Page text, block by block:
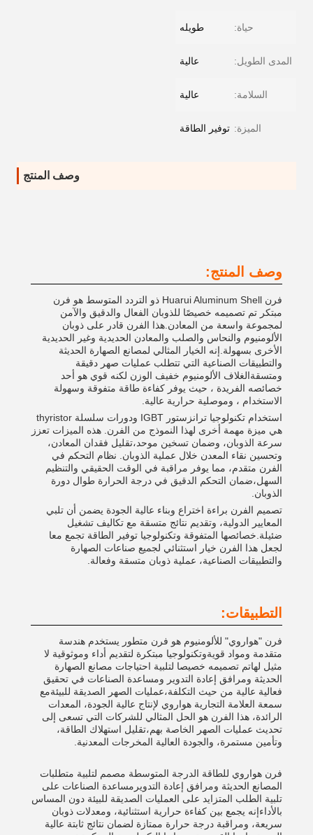
حياة: طويله
المدى الطويل: عالية
السلامة: عالية
الميزة: توفير الطاقة
وصف المنتج
وصف المنتج:
فرن Huarui Aluminum Shell ذو التردد المتوسط هو فرن
مبتكر تم تصميمه خصيصًا للذوبان الفعال والدقيق والآمن
لمجموعة واسعة من المعادن.هذا الفرن قادر على ذوبان
الألومنيوم والنحاس والصلب والمعادن الحديدية وغير الحديدية
الأخرى بسهولة.إنه الخيار المثالي لمصانع الصهارة الحديثة
والتطبيقات الصناعية التي تتطلب عمليات صهر دقيقة
ومتسقةالغلاف الألومنيوم خفيف الوزن لكنه قوي هو أحد
خصائصه الفريدة ، حيث يوفر كفاءة طاقة متفوقة وسهولة
الاستخدام ، وموصلية حرارية عالية.
استخدام تكنولوجيا ترانزستور IGBT ودورات سلسلة thyristor
هي ميزة مهمة أخرى لهذا النموذج من الفرن. هذه الميزات تعزز
سرعة الذوبان، وضمان تسخين موحد،تقليل فقدان المعادن،
وتحسين نقاء المعدن خلال عملية الذوبان. نظام التحكم في
الفرن متقدم، مما يوفر مراقبة في الوقت الحقيقي والتنظيم
السهل،ضمان التحكم الدقيق في درجة الحرارة طوال دورة
الذوبان.
تصميم الفرن براءة اختراع وبناء عالية الجودة يضمن أن تلبي
المعايير الدولية، وتقديم نتائج متسقة مع تكاليف تشغيل
ضئيلة.خصائصها المتفوقة وتكنولوجيا توفير الطاقة تجمع معا
لجعل هذا الفرن خيار استثنائي لجميع صناعات الصهارة
والتطبيقات الصناعية، عملية ذوبان متسقة وفعالة.
التطبيقات:
فرن "هواروي" للألومنيوم هو فرن متطور يستخدم هندسة
متقدمة ومواد قويةوتكنولوجيا مبتكرة لتقديم أداء وموثوقية لا
مثيل لهاتم تصميمه خصيصا لتلبية احتياجات مصانع الصهارة
الحديثة ومرافق إعادة التدوير ومساعدة الصناعات في تحقيق
فعالية عالية من حيث التكلفة،عمليات الصهر الصديقة للبيئةمع
سمعة العلامة التجارية هواروي لإنتاج عالية الجودة، المعدات
الرائدة، هذا الفرن هو الحل المثالي للشركات التي تسعى إلى
تحديث عمليات الصهر الخاصة بهم،تقليل استهلاك الطاقة،
وتأمين مستمرة، والجودة العالية المخرجات المعدنية.
فرن هواروي للطاقة الدرجة المتوسطة مصمم لتلبية متطلبات
المصانع الحديثة ومرافق إعادة التدويرمساعدة الصناعات على
تلبية الطلب المتزايد على العمليات الصديقة للبيئة دون المساس
بالأداءإنه يجمع بين كفاءة حرارية استثنائية، ومعدلات ذوبان
سريعة، ومراقبة درجة حرارة ممتازة لضمان نتائج ثابتة عالية